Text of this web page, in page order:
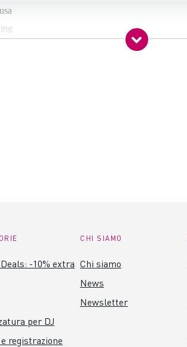
x 19,3 x 8,0 cm
-10% extra
per DJ
registrazione
CHI SIAMO
Chi siamo
News
Newsletter